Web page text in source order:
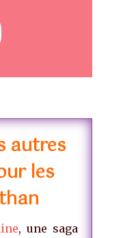
autres
les
, une saga